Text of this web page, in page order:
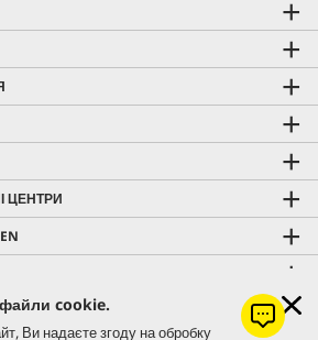
cookie.
Ви надаєте згоду на обробку
ЦЕНТРИ